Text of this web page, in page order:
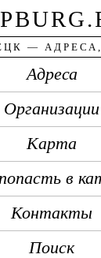
—
Адреса
Организации
Карта
в
Контакты
Поиск